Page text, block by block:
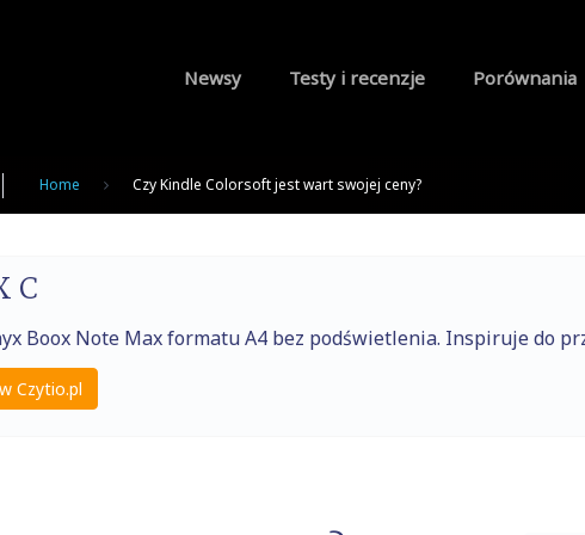
Newsy Testy i recenzje Porównania
Home Czy Kindle Colorsoft jest wart swojej ceny?
C
Boox Note Max formatu A4 bez podświetlenia. Inspiruje do
Czytio.pl